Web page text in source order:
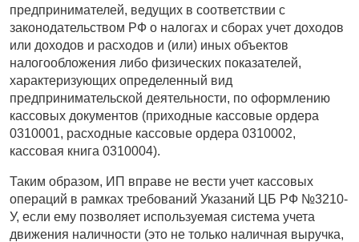
предпринимателей, ведущих в соответствии с
законодательством РФ о налогах и сборах учет доходов
или доходов и расходов и (или) иных объектов
налогообложения либо физических показателей,
характеризующих определенный вид
предпринимательской деятельности, по оформлению
кассовых документов (приходные кассовые ордера
0310001, расходные кассовые ордера 0310002,
кассовая книга 0310004).
Таким образом, ИП вправе не вести учет кассовых
операций в рамках требований Указаний ЦБ РФ №3210-
У, если ему позволяет используемая система учета
движения наличности (это не только наличная выручка,